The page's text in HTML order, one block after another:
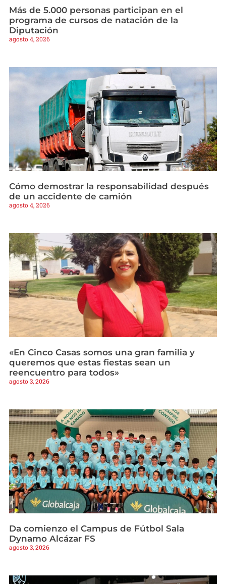
Más de 5.000 personas participan en el
programa de cursos de natación de la
Diputación
agosto 4, 2026
Cómo demostrar la responsabilidad después
de un accidente de camión
agosto 4, 2026
«En Cinco Casas somos una gran familia y
queremos que estas fiestas sean un
reencuentro para todos»
agosto 3, 2026
Da comienzo el Campus de Fútbol Sala
Dynamo Alcázar FS
agosto 3, 2026